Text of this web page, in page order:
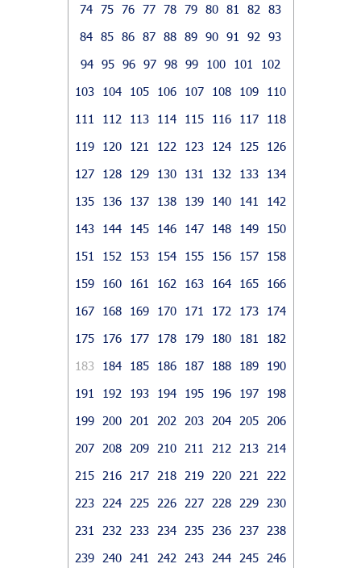
74 75 76 77 78 79 80 81 82
83
84 85 86 87 88 89 90 91 92
93
94 95 96 97 98 99 100 101
102
103
104 105 106 107 108 109
110
111
112 113 114 115 116 117
118
119
120 121 122 123 124 125
126
127
128 129 130 131 132 133
134
135
136 137 138 139 140 141
142
143
144 145 146 147 148 149
150
151
152 153 154 155 156 157
158
159
160 161 162 163 164 165
166
167
168 169 170 171 172 173
174
175
176 177 178 179 180 181
182
183
184 185 186 187 188 189
190
191
192 193 194 195 196 197
198
199
200 201 202 203 204 205
206
207
208 209 210 211 212 213
214
215
216 217 218 219 220 221
222
223
224 225 226 227 228 229
230
231
232 233 234 235 236 237
238
239
240 241 242 243 244 245
246